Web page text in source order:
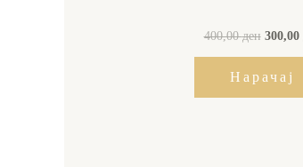
400,00ден 300,00
Нарачај